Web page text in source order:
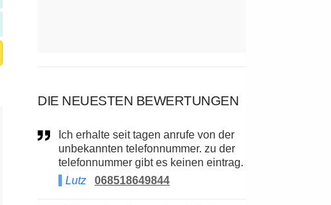
DIE NEUESTEN BEWERTUNGEN
unbekannten telefonnummer. zu der
telefonnummer gibt es keinen eintrag.
Lutz
068518649844